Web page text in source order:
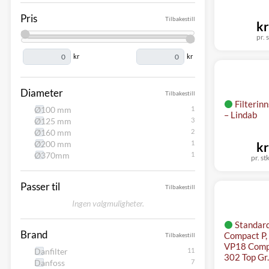
Tilbakestill
Pris
kr kr
Tilbakestill
Diameter
Ø100 mm
Ø125 mm
Ø160 mm
Ø200 mm
Ø370mm
Tilbakestill
Passer til
Ingen valgmuligheter.
Tilbakestill
Brand
Danfilter
Danfoss
pr.
– Lindab
pr.
Compact
VP18
302 Top